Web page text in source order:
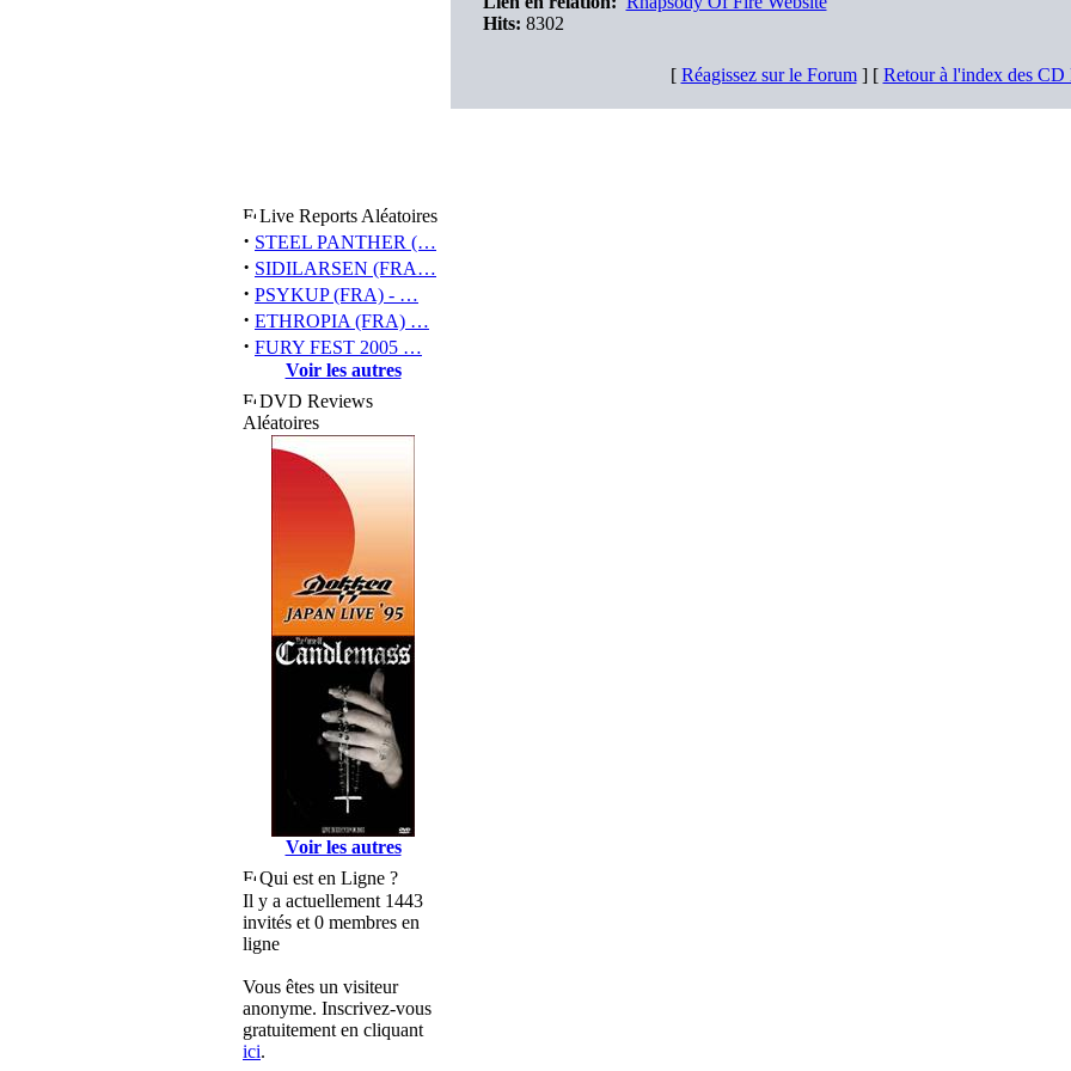
Live Reports Aléatoires
· STEEL PANTHER (…
· SIDILARSEN (FRA…
· PSYKUP (FRA) - …
· ETHROPIA (FRA) …
· FURY FEST 2005 …
Voir les autres
DVD Reviews
Aléatoires
Voir les autres
Qui est en Ligne ?
Il y a actuellement 1443
invités et 0 membres en
ligne
Vous êtes un visiteur
anonyme. Inscrivez-vous
gratuitement en cliquant
ici.
Hits: 8302
[ Réagissez sur le Forum] [ Retour à l'index des CD